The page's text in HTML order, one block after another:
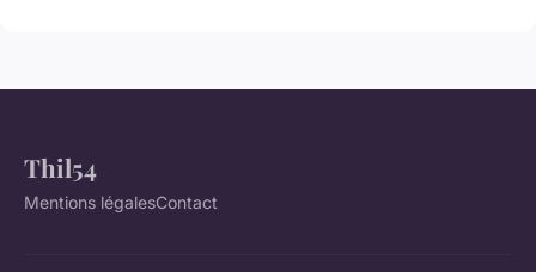
Thil54
Mentions légalesContact